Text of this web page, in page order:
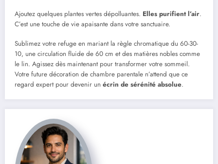
Ajoutez quelques plantes vertes dépolluantes. Elles purifient l’air.
C’est une touche de vie apaisante dans votre sanctuaire.
Sublimez votre refuge en mariant la règle chromatique du 60-30-
10, une circulation fluide de 60 cm et des matières nobles comme
le lin. Agissez dès maintenant pour transformer votre sommeil.
Votre future décoration de chambre parentale n’attend que ce
regard expert pour devenir un écrin de sérénité absolue.